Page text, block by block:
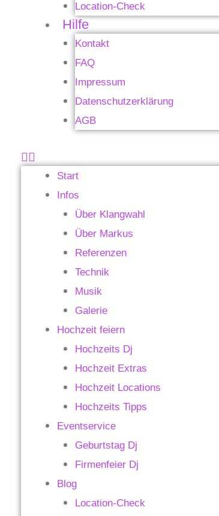
Location-Check
Hilfe
Kontakt
FAQ
Impressum
Datenschutzerklärung
AGB
Start
Infos
Über Klangwahl
Über Markus
Referenzen
Technik
Musik
Galerie
Hochzeit feiern
Hochzeits Dj
Hochzeit Extras
Hochzeit Locations
Hochzeits Tipps
Eventservice
Geburtstag Dj
Firmenfeier Dj
Blog
Location-Check